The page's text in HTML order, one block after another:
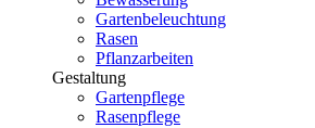
Gartenbeleuchtung
Rasen
Pflanzarbeiten
Gestaltung
Gartenpflege
Rasenpflege